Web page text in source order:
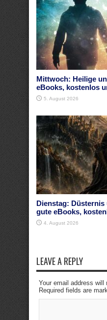
Mittwoch: Heilige
eBooks, kostenlos
5. August 2026
Dienstag: Düsternis
gute eBooks,
4. August 2026
LEAVE A REPLY
Your email address will
Required fields are